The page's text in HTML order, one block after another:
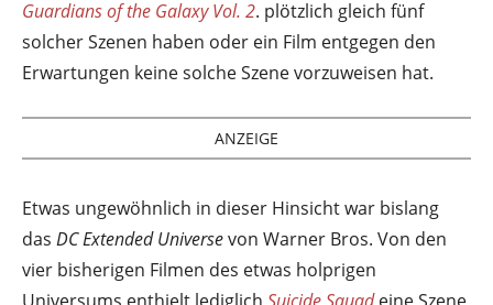
Guardians of the Galaxy Vol. 2. plötzlich gleich fünf
solcher Szenen haben oder ein Film entgegen den
Erwartungen keine solche Szene vorzuweisen hat.
ANZEIGE
Etwas ungewöhnlich in dieser Hinsicht war bislang
das DC Extended Universevon Warner Bros. Von den
vier bisherigen Filmen des etwas holprigen
Universums enthielt lediglich Suicide Squadeine Szene